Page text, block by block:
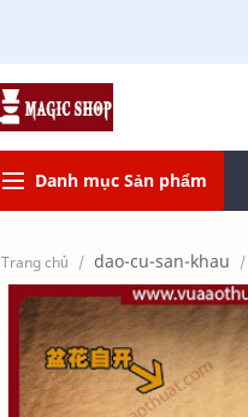
Danh mục Sản phẩm
Trang chủ dao-cu-san-khau